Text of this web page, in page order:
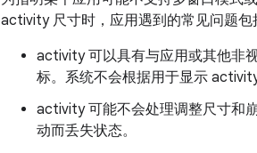
activity 尺寸时，应用遇到的常见问题包
activity 可以具有与应用或其他非
标。系统不会根据用于显示
activity 可能不会处理调整尺寸和
动而丢失状态。